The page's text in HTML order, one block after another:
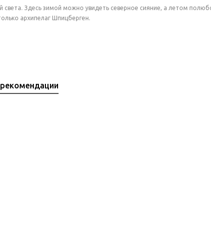
Здесь зимой можно увидеть северное сияние, а летом
архипелаг Шпицберген.